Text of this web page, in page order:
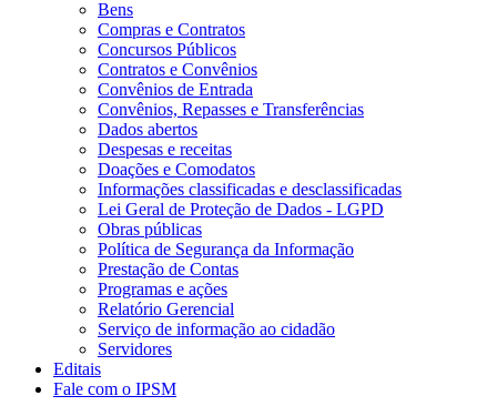
Bens
Compras e Contratos
Concursos Públicos
Contratos e Convênios
Convênios de Entrada
Convênios, Repasses e Transferências
Dados abertos
Despesas e receitas
Doações e Comodatos
Informações classificadas e desclassificadas
Lei Geral de Proteção de Dados - LGPD
Obras públicas
Política de Segurança da Informação
Prestação de Contas
Programas e ações
Relatório Gerencial
Serviço de informação ao cidadão
Servidores
Editais
Fale com o IPSM